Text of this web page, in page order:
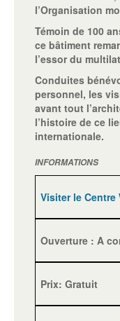
l’Organisation
Témoin de 100
ce bâtiment
l’essor du
Conduites
personnel, les
avant tout
l’histoire de ce
internationale.
INFORMATIONS
Visiter le Centre
Ouverture : A
Prix: Gratuit